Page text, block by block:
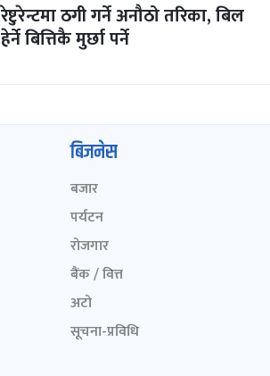
रेष्टुरेन्टमा ठगी गर्ने अनौठो तरिका, बिल
हेर्ने बित्तिकै मुर्छा पर्ने
बिजनेस
बजार
पर्यटन
रोजगार
बैंक / वित्त
अटो
सूचना-प्रविधि